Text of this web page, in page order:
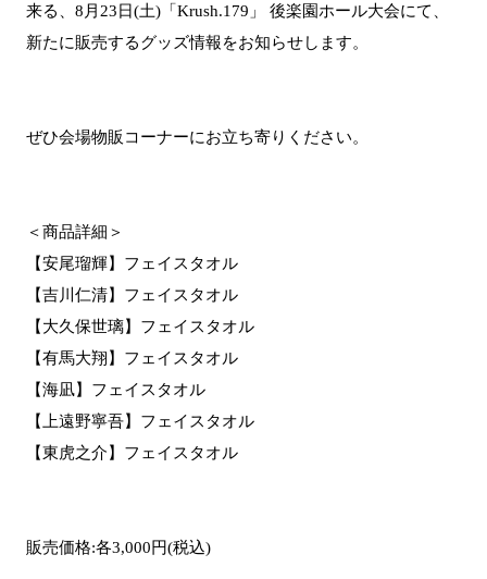
来る、8月23日(土)「Krush.179」 後楽園ホール大会にて、
新たに販売するグッズ情報をお知らせします。
ぜひ会場物販コーナーにお立ち寄りください。
＜商品詳細＞
【安尾瑠輝】フェイスタオル
【吉川仁清】フェイスタオル
【大久保世璃】フェイスタオル
【有馬大翔】フェイスタオル
【海凪】フェイスタオル
【上遠野寧吾】フェイスタオル
【東虎之介】フェイスタオル
販売価格:各3,000円(税込)